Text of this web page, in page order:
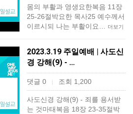
몸의 부활과 영생요한복음 11장
25-26절박요한 목사25 예수께서
이르시되 나는 부활이요…
더보기
2023.3.19 주일예배 | 사도신
경 강해(9) - …
댓글 0 | 조회 1,200
사도신경 강해(9) - 죄를 용서받
는 것마태복음 18장 23-35절박